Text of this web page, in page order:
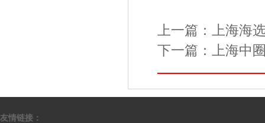
上一篇： 上海海
下一篇： 上海中
友情链接：